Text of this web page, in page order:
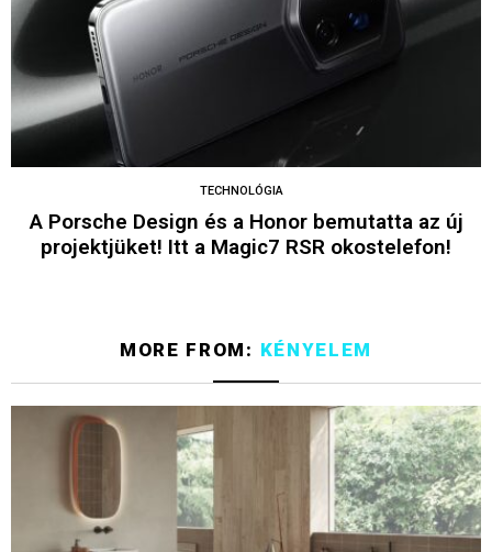
TECHNOLÓGIA
A Porsche Design és a Honor bemutatta az új
projektjüket! Itt a Magic7 RSR okostelefon!
MORE FROM: KÉNYELEM